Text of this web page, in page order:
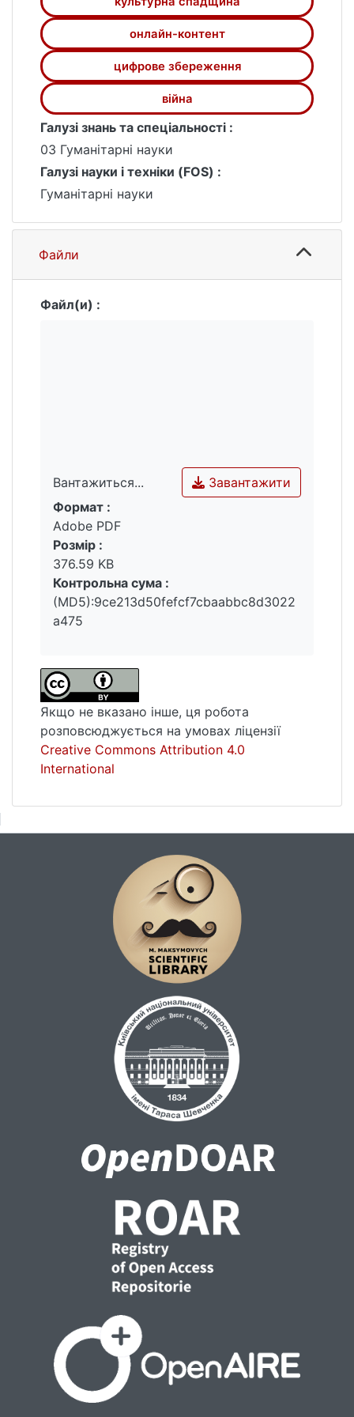
Heritage Online та SUCHO Meme Wall.
онлайн-контент
цифрове збереження
війна
Галузі знань та спеціальності :
03 Гуманітарні науки
Галузі науки і техніки (FOS) :
Гуманітарні науки
Файли
Файл(и) :
Вантажиться...
Вантажиться...
Завантажити
Формат :
Adobe PDF
Розмір :
376.59 KB
Контрольна сума :
(MD5):9ce213d50fefcf7cbaabbc8d3022
a475
Якщо не вказано інше, ця робота
розповсюджується на умовах ліцензії
Creative Commons Attribution 4.0
International